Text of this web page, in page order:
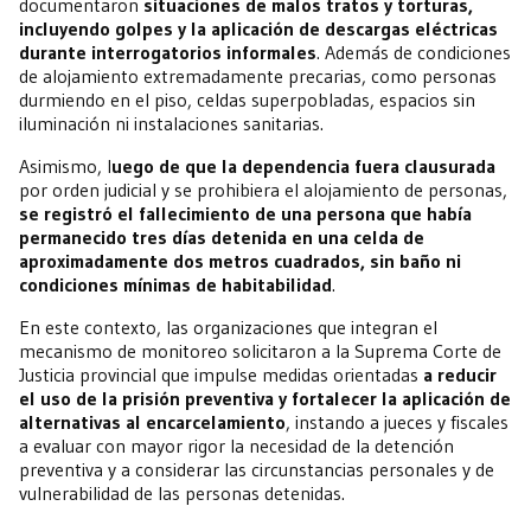
incluyendo golpes y la aplicación de descargas eléctricas
durante interrogatorios informales. Además de condiciones
de alojamiento extremadamente precarias, como personas
durmiendo en el piso, celdas superpobladas, espacios sin
iluminación ni instalaciones sanitarias.
Asimismo, luego de que la dependencia fuera clausurada
por orden judicial y se prohibiera el alojamiento de personas,
se registró el fallecimiento de una persona que había
permanecido tres días detenida en una celda de
aproximadamente dos metros cuadrados, sin baño ni
condiciones mínimas de habitabilidad.
En este contexto, las organizaciones que integran el
mecanismo de monitoreo solicitaron a la Suprema Corte de
Justicia provincial que impulse medidas orientadas a reducir
el uso de la prisión preventiva y fortalecer la aplicación de
alternativas al encarcelamiento, instando a jueces y fiscales
a evaluar con mayor rigor la necesidad de la detención
preventiva y a considerar las circunstancias personales y de
vulnerabilidad de las personas detenidas.